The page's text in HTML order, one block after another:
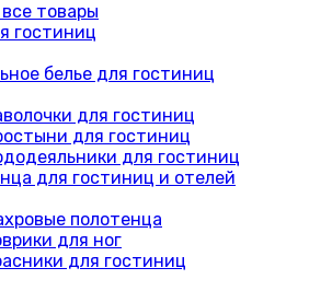
товары
гостиниц
белье для гостиниц
для гостиниц
для гостиниц
для гостиниц
для гостиниц и отелей
полотенца
для ног
для гостиниц